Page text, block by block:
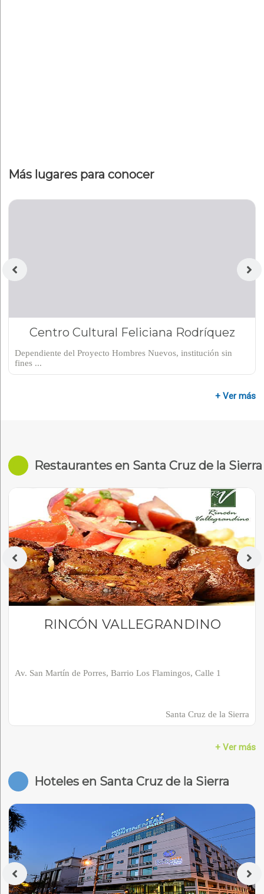
Más lugares para conocer
Centro Cultural Feliciana Rodríquez
Dependiente del Proyecto Hombres Nuevos, institución sin
fines ...
+ Ver más
Restaurantes en Santa Cruz de la Sierra
RINCÓN VALLEGRANDINO
Av. San Martín de Porres, Barrio Los Flamingos, Calle 1
Santa Cruz de la Sierra
+ Ver más
Hoteles en Santa Cruz de la Sierra